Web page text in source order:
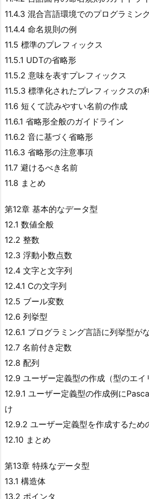
11.4.3 混合言語環境でのプログラミン
11.4.4 命名規則の例
11.5 標準のプレフィックス
11.5.1 UDTの省略形
11.5.2 意味を表すプレフィックス
11.5.3 標準化されたプレフィックスの
11.6 短くて読みやすい名前の作成
11.6.1 省略形全般のガイドライン
11.6.2 音に基づく省略形
11.6.3 省略形の注意事項
11.7 避けるべき名前
11.8 まとめ
第12章 基本的なデータ型
12.1 数値全般
12.2 整数
12.3 浮動小数点数
12.4 文字と文字列
12.4.1 Cの文字列
12.5 ブール変数
12.6 列挙型
12.6.1 プログラミング言語に列挙型が
12.7 名前付き定数
12.8 配列
12.9 ユーザー定義型の作成（型のエイ
12.9.1 ユーザー定義型の作成例に
け
12.9.2 ユーザー定義型を作成するため
12.10 まとめ
第13章 特殊なデータ型
13.1 構造体
13.2 ポインタ